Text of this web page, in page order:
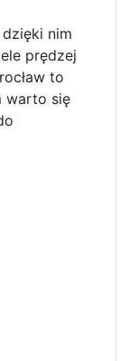
nim
prędzej
to
warto się